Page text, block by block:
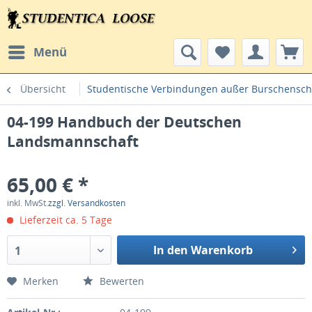
Menü
Übersicht Studentische Verbindungen außer
04-199 Handbuch der Deutschen
Landsmannschaft
65,00 € *
inkl. MwSt.zzgl. Versandkosten
Lieferzeit ca. 5 Tage
1 In den Warenkorb
Merken Bewerten